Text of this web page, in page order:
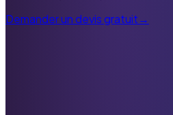
Demander un devis gratuit→